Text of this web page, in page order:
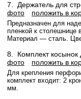
7. Держатель для
фото
положить в
Предназначен для
пленкой к столешнице
Материал — сталь.
8. Комплект
фото
положить в
Для крепления
комплект входит: 2
мм.